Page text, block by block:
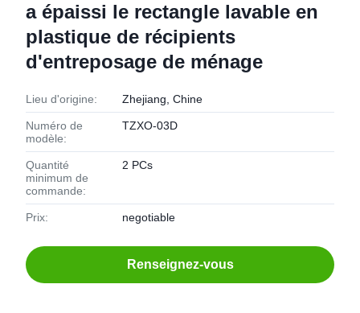
a épaissi le rectangle lavable en
plastique de récipients
d'entreposage de ménage
Lieu d'origine: Zhejiang, Chine
Numéro de
modèle:
TZXO-03D
Quantité
minimum de
commande:
2 PCs
Prix: negotiable
Renseignez-vous